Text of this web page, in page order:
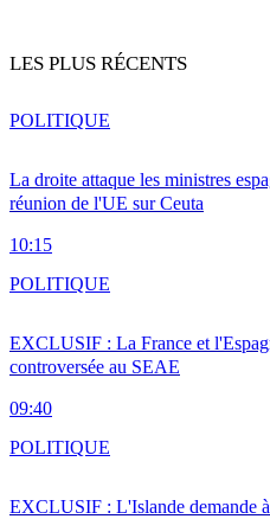
LES PLUS RÉCENTS
La droite attaque les ministres
réunion de l'UE sur Ceuta
10:15
POLITIQUE
EXCLUSIF : La France et
controversée au SEAE
09:40
POLITIQUE
EXCLUSIF : L'Islande demande
POLITIQUE